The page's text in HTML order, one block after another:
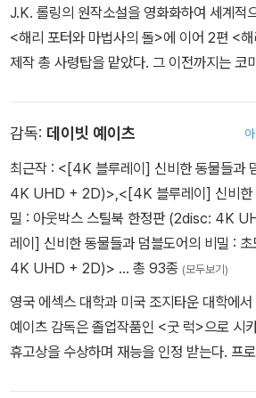
-해리포터와 불사조 기사단 : 예언의 실현
분 1초)
5편에서 드러나는 볼드모트의 음모! 드디어
(20분 17초)
'해리포터' 시리즈 사상 초대형 세트 제작이
성기를 맞게 된다. 휴 그랜트와 앤디 맥도웰
한 만남이 되풀이되면서 진정한 사랑을 찾
관객들에게 영국식 코미디의 진수를 보여주
노미네이트 되는 영광을 누리기도 하였다.
치노와 조니 뎁 등 유명 배우가 대거 출연,
브래스코> 역시 아카데미 여러 부문에 노미
은 유명세를 타게되고 할리우드의 여러 영
된다. 1999년 항공 관제를 둘러싼 두뇌게임을 소재로 한 <에어 컨트
롤>을 연출하여 블록버스터 감독으로도 성
줄리아 로버츠 주연의 <모나리자 스마일>을
독특한 우정을 표현해냈다. 삶의 의미에 대
는 이 따스한 영화로 평단과 관객으로부터
뉴웰은 <해리 포터>시리즈의 4편 <해리 포
J.K. 롤링의 원작소설을 영화화하여 세계적
<해리 포터와 마법사의 돌>에 이어 2편 <
제작 총 사령탑을 맡았다. 그 이전까지는 코
클한 멜로물 <스텝맘>을 선보이기도 했다.
이 각본을 쓰고 제작까지 겸했던 <나인 먼
빈 윌리엄스, 샐리 필드 주연의 <미세스 다웃
베니아 스팽글러에서 태어나 오하이오 영스
어린 시절, 만화를 그리는 게 꿈이었다. 훗
화와 닮은 점이 많다는 걸 발견, 고등학교 땐
졸업 후, 뉴욕 대학의 TISCH 예술학교에
을 이수했다. 그러나 정작 그가 첫 성공을 거둔 분야는 시나리오 작업
쪽이었다. 대학재학 시절 첫 대본을 써서 판
품은 가톨릭계 학교에 다니는 학생이 풋볼
감독: 데이빗 예이츠
최근작 : <[4K 블루레이] 신비한 동물들과
4K UHD + 2D)>,<[4K 블루레이] 신비한
밀 : 아웃박스 스틸북 한정판 (2disc: 4K
레이] 신비한 동물들과 덤블도어의 비밀 :
4K UHD + 2D)> … 총 93종 (모두보기)
영국 에섹스 대학과 미국 조지타운 대학에
예이츠 감독은 졸업작품인 <굿 럭>으로 시
휴고상을 수상하며 재능을 인정 받는다. 프